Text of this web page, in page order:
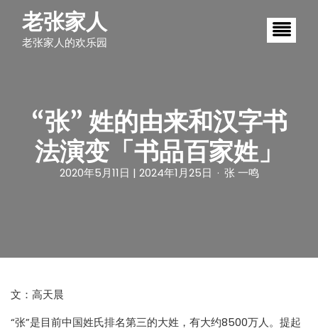
老张家人
老张家人的欢乐园
“张” 姓的由来和汉字书
法演变「书品百家姓」
2020年5月11日 | 2024年1月25日 张 一鸣
文：高天晨
“张”是目前中国姓氏排名第三的大姓，有大约8500万人。提起